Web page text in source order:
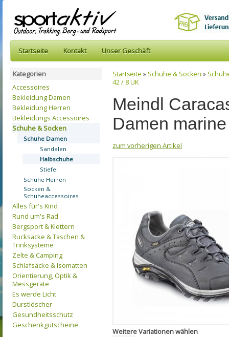
Startseite Kontakt Unser Geschäft
Startseite » Schuhe & Socken »
42 / 8 UK
Meindl
Damen
zum vorherigen Artikel
Weitere Variationen wählen
Kategorien
Accessoires
Bekleidung Damen
Bekleidung Herren
Bekleidungs Accessoires
Schuhe & Socken
Schuhe Damen
Sandalen
Halbschuhe
Stiefel
Schuhe Herren
Socken &
Schuheaccessoires
Alles für's Kind
Rund um's Rad
Bergsport & Klettern
Rucksäcke & Taschen &
Trinksysteme
Zelte & Camping
Schlafsäcke & Isomatten
Orientierung, Optik &
Messgeräte
Es werde Licht
Durstlöscher
Gesundheitsschutz
Geschenkgutscheine